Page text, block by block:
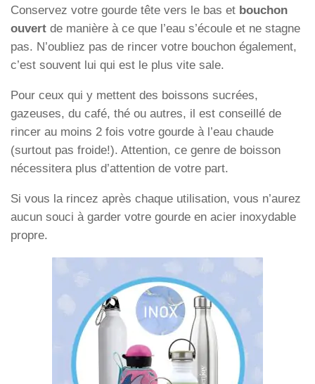
Conservez votre gourde tête vers le bas et bouchon
ouvert de manière à ce que l’eau s’écoule et ne stagne
pas. N’oubliez pas de rincer votre bouchon également,
c’est souvent lui qui est le plus vite sale.
Pour ceux qui y mettent des boissons sucrées,
gazeuses, du café, thé ou autres, il est conseillé de
rincer au moins 2 fois votre gourde à l’eau chaude
(surtout pas froide!). Attention, ce genre de boisson
nécessitera plus d’attention de votre part.
Si vous la rincez après chaque utilisation, vous n’aurez
aucun souci à garder votre gourde en acier inoxydable
propre.